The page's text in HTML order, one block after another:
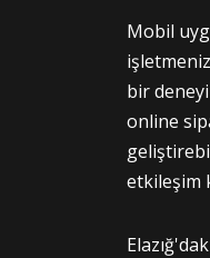
Mobil
bir
online
etkileşim